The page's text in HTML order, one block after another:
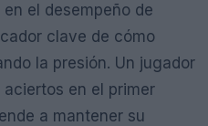
el desempeño de
clave de cómo
la presión. Un jugador
en el primer
a mantener su